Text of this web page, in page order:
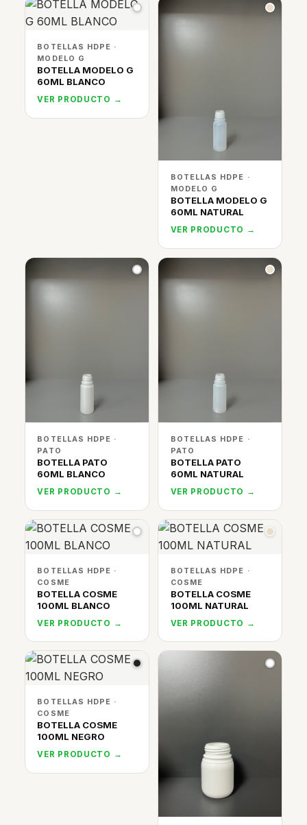
BOTELLAS HDPE ·
MODELO G
BOTELLA MODELO G
60ML BLANCO
VER PRODUCTO →
BOTELLAS HDPE ·
MODELO G
BOTELLA MODELO G
60ML NATURAL
VER PRODUCTO →
BOTELLAS HDPE ·
PATO
BOTELLA PATO
60ML BLANCO
VER PRODUCTO →
BOTELLAS HDPE ·
PATO
BOTELLA PATO
60ML NATURAL
VER PRODUCTO →
BOTELLAS HDPE ·
COSME
BOTELLA COSME
100ML BLANCO
VER PRODUCTO →
BOTELLAS HDPE ·
COSME
BOTELLA COSME
100ML NATURAL
VER PRODUCTO →
BOTELLAS HDPE ·
COSME
BOTELLA COSME
100ML NEGRO
VER PRODUCTO →